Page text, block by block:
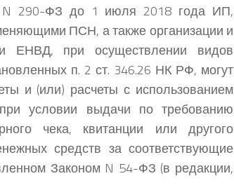
N 290-ФЗ до 1 июля 2018 года ИП,
ПСН, а также организации и
ЕНВД, при осуществлении видов
п. 2 ст. 346.26 НК РФ, могут
и (или) расчеты с использованием
условии выдачи по требованию
чека, квитанции или другого
средств за соответствующие
Законом N 54-ФЗ (в редакции,